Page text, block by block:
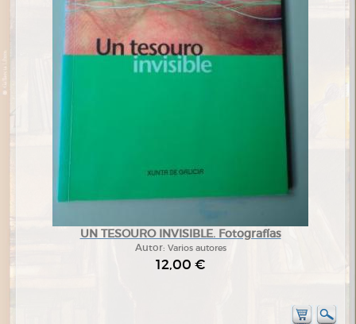
UN TESOURO INVISIBLE. Fotografías
Autor: Varios autores
12,00 €